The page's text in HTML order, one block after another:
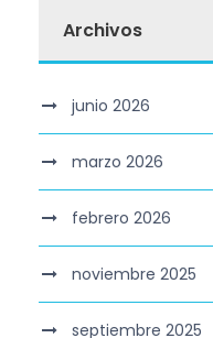
Archivos
junio 2026
marzo 2026
febrero 2026
noviembre 2025
septiembre 2025